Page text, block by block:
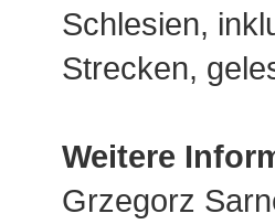
Schlesien,
Strecken,
Weitere
Grzegorz